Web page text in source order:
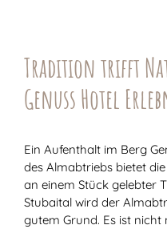
Tradition trifft
Genuss Hotel
Ein Aufenthalt im Berg
des Almabtriebs bietet
an einem Stück gelebter
Stubaital wird der
gutem Grund. Es ist